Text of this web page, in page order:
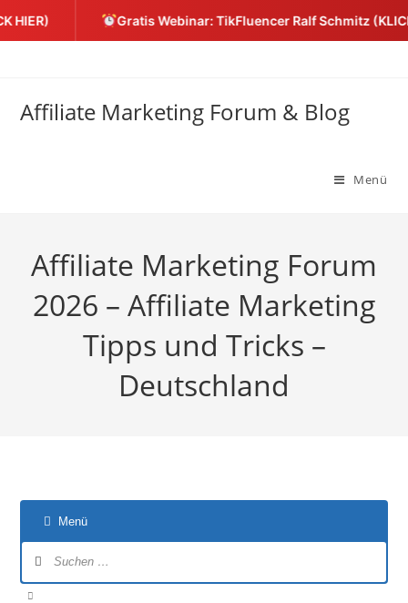
Gratis Webinar: TikFluencer Ralf Schmitz (KLICKE
Affiliate Marketing Forum & Blog
Menü
Affiliate Marketing Forum
2026 – Affiliate Marketing
Tipps und Tricks –
Deutschland
Menü
Forum-